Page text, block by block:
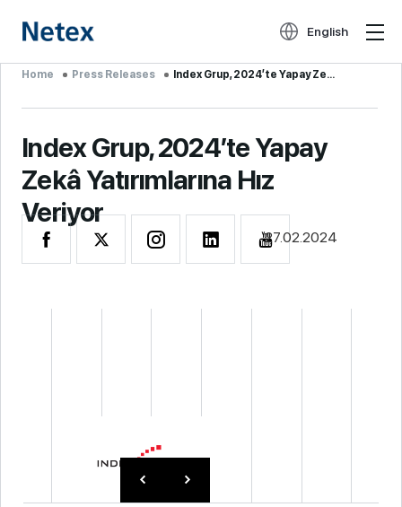
English
Home Press Releases Index Grup, 2024’te Yapay Ze...
Index Grup, 2024’te Yapay
Zekâ Yatırımlarına Hız
Veriyor
27.02.2024